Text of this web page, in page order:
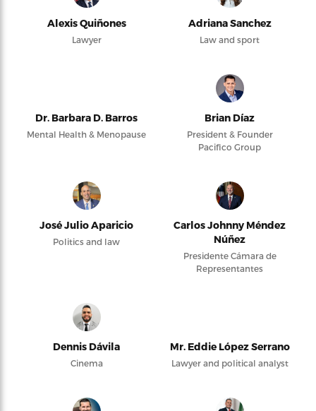
Alexis Quiñones
Lawyer
Adriana Sanchez
Law and sport
Dr. Barbara D. Barros
Mental Health & Menopause
Brian Díaz
President & Founder
Pacifico Group
José Julio Aparicio
Politics and law
Carlos Johnny Méndez
Núñez
Presidente Cámara de
Representantes
Dennis Dávila
Cinema
Mr. Eddie López Serrano
Lawyer and political analyst